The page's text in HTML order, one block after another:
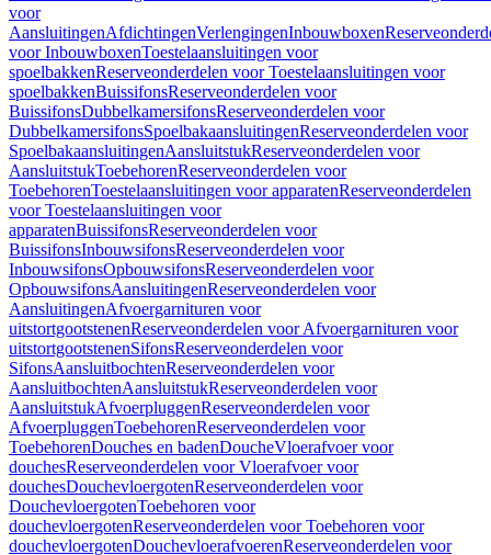
voor
AansluitingenAfdichtingenVerlengingenInbouwboxen
voor InbouwboxenToestelaansluitingen voor
spoelbakkenReserveonderdelen voor Toestelaansluitingen voor
spoelbakkenBuissifonsReserveonderdelen voor
BuissifonsDubbelkamersifonsReserveonderdelen voor
DubbelkamersifonsSpoelbakaansluitingenReserveonderdelen voor
SpoelbakaansluitingenAansluitstukReserveonderdelen voor
AansluitstukToebehorenReserveonderdelen voor
ToebehorenToestelaansluitingen voor apparatenReserveonderdelen
voor Toestelaansluitingen voor
apparatenBuissifonsReserveonderdelen voor
BuissifonsInbouwsifonsReserveonderdelen voor
InbouwsifonsOpbouwsifonsReserveonderdelen voor
OpbouwsifonsAansluitingenReserveonderdelen voor
AansluitingenAfvoergarnituren voor
uitstortgootstenenReserveonderdelen voor Afvoergarnituren voor
uitstortgootstenenSifonsReserveonderdelen voor
SifonsAansluitbochtenReserveonderdelen voor
AansluitbochtenAansluitstukReserveonderdelen voor
AansluitstukAfvoerpluggenReserveonderdelen voor
AfvoerpluggenToebehorenReserveonderdelen voor
ToebehorenDouches en badenDoucheVloerafvoer voor
douchesReserveonderdelen voor Vloerafvoer voor
douchesDouchevloergotenReserveonderdelen voor
DouchevloergotenToebehoren voor
douchevloergotenReserveonderdelen voor Toebehoren voor
douchevloergotenDouchevloerafvoerenReserveonderdelen voor